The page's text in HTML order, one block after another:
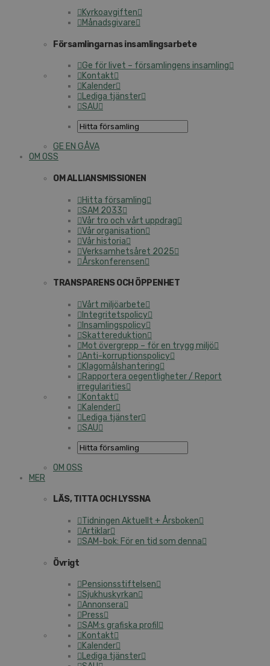
Kyrkoavgiften
Månadsgivare
Församlingarnas insamlingsarbete
Ge för livet – församlingens insamling
Kontakt
Kalender
Lediga tjänster
SAU
GE EN GÅVA
OM OSS
OM ALLIANSMISSIONEN
Hitta församling
SAM 2033
Vår tro och vårt uppdrag
Vår organisation
Vår historia
Verksamhetsåret 2025
Årskonferensen
TRANSPARENS OCH ÖPPENHET
Vårt miljöarbete
Integritetspolicy
Insamlingspolicy
Skattereduktion
Mot övergrepp – för en trygg miljö
Anti-korruptionspolicy
Klagomålshantering
Rapportera oegentligheter / Report
irregularities
Kontakt
Kalender
Lediga tjänster
SAU
OM OSS
MER
LÄS, TITTA OCH LYSSNA
Tidningen Aktuellt + Årsboken
Artiklar
SAM-bok: För en tid som denna
Övrigt
Pensionsstiftelsen
Sjukhuskyrkan
Annonsera
Press
SAM:s grafiska profil
Kontakt
Kalender
Lediga tjänster